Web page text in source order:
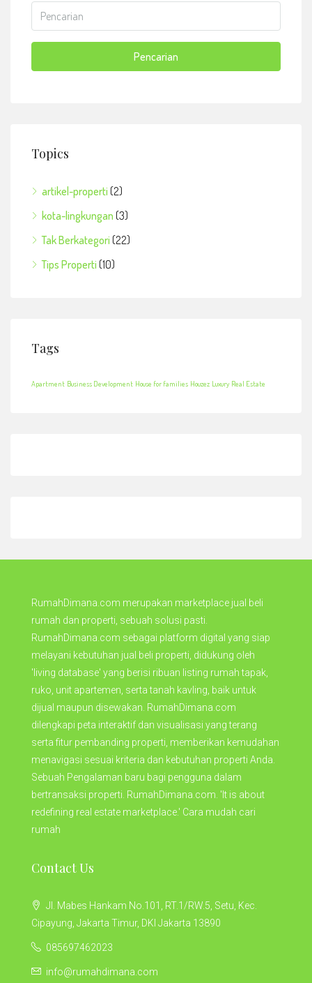
Pencarian
Topics
artikel-properti (2)
kota-lingkungan (3)
Tak Berkategori (22)
Tips Properti (10)
Tags
Apartment Business Development House for families Houzez Luxury Real Estate
RumahDimana.com merupakan marketplace jual beli
rumah dan properti, sebuah solusi pasti.
RumahDimana.com sebagai platform digital yang siap
melayani kebutuhan jual beli properti, didukung oleh
'living database' yang berisi ribuan listing rumah tapak,
ruko, unit apartemen, serta tanah kavling, baik untuk
dijual maupun disewakan. RumahDimana.com
dilengkapi peta interaktif dan visualisasi yang terang
serta fitur pembanding properti, memberikan kemudahan
menavigasi sesuai kriteria dan kebutuhan properti Anda.
Sebuah Pengalaman baru bagi pengguna dalam
bertransaksi properti. RumahDimana.com. 'It is about
redefining real estate marketplace.' Cara mudah cari
rumah
Contact Us
Jl. Mabes Hankam No.101, RT.1/RW.5, Setu, Kec.
Cipayung, Jakarta Timur, DKI Jakarta 13890
085697462023
info@rumahdimana.com